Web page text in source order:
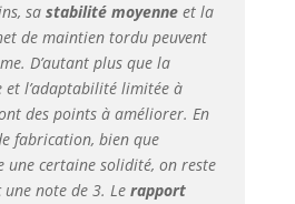
sa stabilité moyenneet la
de maintien tordu peuvent
D’autant plus que la
et l’adaptabilité limitée à
des points à améliorer. En
fabrication, bien que
une certaine solidité, on reste
note de 3. Le rapport